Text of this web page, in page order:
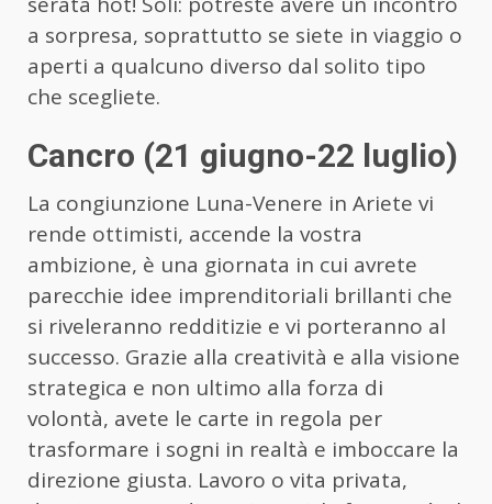
a sorpresa, soprattutto se siete in viaggio o
aperti a qualcuno diverso dal solito tipo
che scegliete.
Cancro (21 giugno-22 luglio)
La congiunzione Luna-Venere in Ariete vi
rende ottimisti, accende la vostra
ambizione, è una giornata in cui avrete
parecchie idee imprenditoriali brillanti che
si riveleranno redditizie e vi porteranno al
successo. Grazie alla creatività e alla visione
strategica e non ultimo alla forza di
volontà, avete le carte in regola per
trasformare i sogni in realtà e imboccare la
direzione giusta. Lavoro o vita privata,